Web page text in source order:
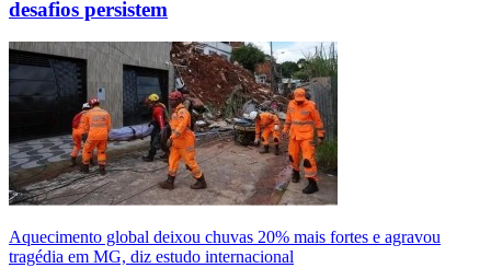
desafios persistem
Aquecimento global deixou chuvas 20% mais fortes e agravou
tragédia em MG, diz estudo internacional